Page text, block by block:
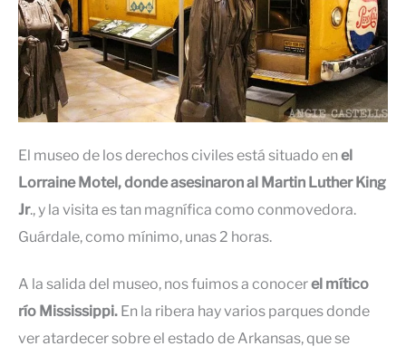
El museo de los derechos civiles está situado enel
Lorraine Motel, donde asesinaron al Martin Luther King
Jr., y la visita es tan magnífica como conmovedora.
Guárdale, como mínimo, unas 2 horas.
A la salida del museo, nos fuimos a conocerel mítico
río Mississippi. En la ribera hay varios parques donde
ver atardecer sobre el estado de Arkansas, que se